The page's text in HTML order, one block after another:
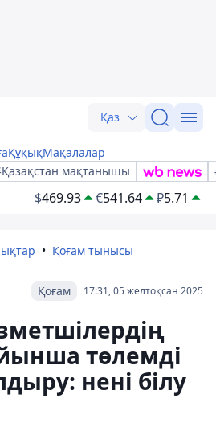
Қаз
ҚұқықМақалалар
мақтанышы
$469.93 €541.64 ₽5.71
Қоғам тынысы
17:31, 05 желтоқсан 2025
Қоғам
төлемді
нені білу